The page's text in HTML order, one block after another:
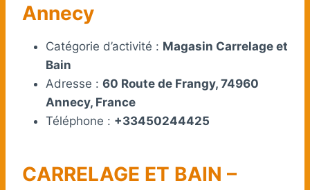
Annecy
Catégorie d’activité : Magasin Carrelage et
Bain
Adresse : 60 Route de Frangy, 74960
Annecy, France
Téléphone : +33450244425
CARRELAGE ET BAIN –